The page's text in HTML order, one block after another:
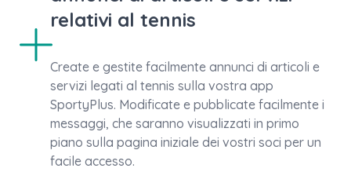
relativi al tennis
Create e gestite facilmente annunci di articoli e
servizi legati al tennis sulla vostra app
SportyPlus. Modificate e pubblicate facilmente i
messaggi, che saranno visualizzati in primo
piano sulla pagina iniziale dei vostri soci per un
facile accesso.